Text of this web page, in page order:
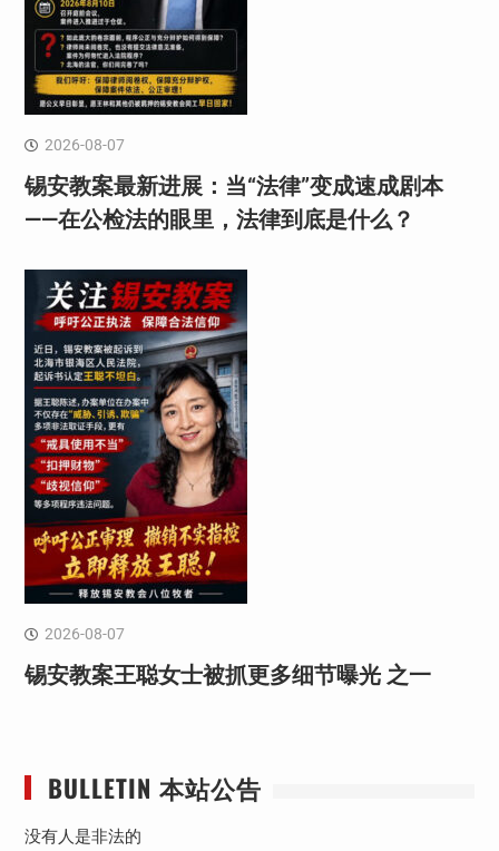
2026-08-07
锡安教案最新进展：当“法律”变成速成剧本
——在公检法的眼里，法律到底是什么？
2026-08-07
锡安教案王聪女士被抓更多细节曝光 之一
BULLETIN 本站公告
没有人是非法的